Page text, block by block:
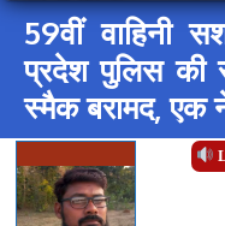
59वीं वाहिनी
प्रदेश पुलिस की
स्मैक बरामद, एक